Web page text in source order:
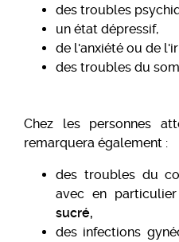
des troubles
un état dépressif,
de l'anxiété ou de
des troubles du
Chez les personnes
remarquera également :
des troubles du
avec en particulier
sucré,
des infections